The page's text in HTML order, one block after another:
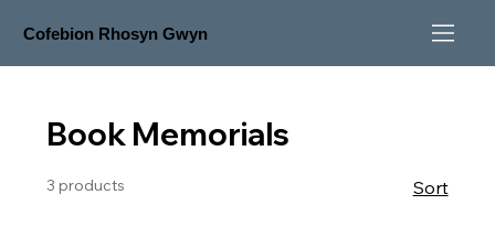
Cofebion Rhosyn Gwyn
Book Memorials
3 products Sort